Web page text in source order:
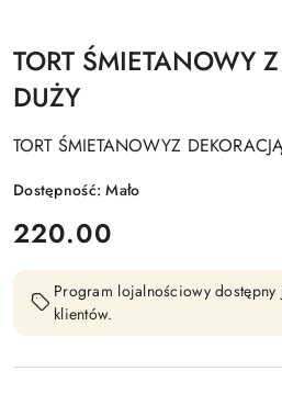
TORT ŚMIETANOWY
DUŻY
TORT ŚMIETANOWYZ
Dostępność:Mało
cena:
220.00
Program lojalnościowy
klientów.